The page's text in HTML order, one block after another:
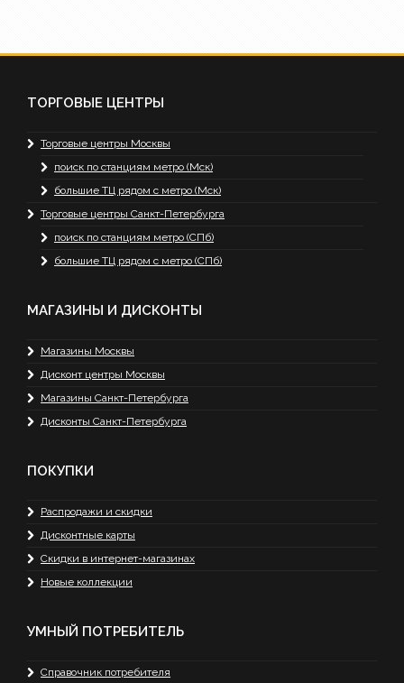
ТОРГОВЫЕ ЦЕНТРЫ
Торговые центры Москвы
поиск по станциям метро (Мск)
большие ТЦ рядом с метро (Мск)
Торговые центры Санкт-Петербурга
поиск по станциям метро (СПб)
большие ТЦ рядом с метро (СПб)
МАГАЗИНЫ И ДИСКОНТЫ
Магазины Москвы
Дисконт центры Москвы
Магазины Санкт-Петербурга
Дисконты Санкт-Петербурга
ПОКУПКИ
Распродажи и скидки
Дисконтные карты
Скидки в интернет-магазинах
Новые коллекции
УМНЫЙ ПОТРЕБИТЕЛЬ
Справочник потребителя